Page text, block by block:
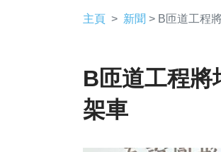
主頁 新聞 > B匝道工程
B匝道工程將
架車